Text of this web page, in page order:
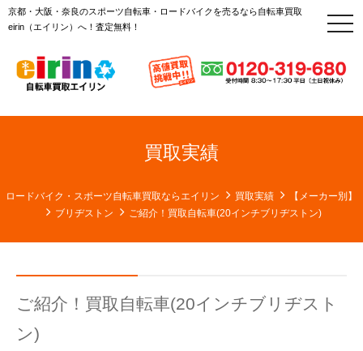
京都・大阪・奈良のスポーツ自転車・ロードバイクを売るなら自転車買取
eirin（エイリン）へ！査定無料！
t
o
l
e
v
o
n
買取実績
ロードバイク・スポーツ自転車買取ならエイリン 買取実績
【メーカー別】
ブリヂストン
ご紹介！買取自転車(20インチブリヂストン)
ご紹介！買取自転車(20インチブリヂスト
ン)